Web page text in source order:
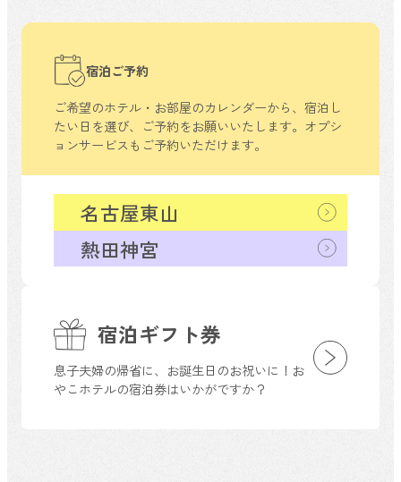
宿泊ギフト券
息子夫婦の帰省に、お誕生日のお祝いに！お
やこホテルの宿泊券はいかがですか？
宿泊ご予約
ご希望のホテル・お部屋のカレンダーから、 宿泊し
たい日を選び、ご予約をお願いいたします。 オプシ
ョンサービスもご予約いただけます。
熱田神宮
名古屋東山